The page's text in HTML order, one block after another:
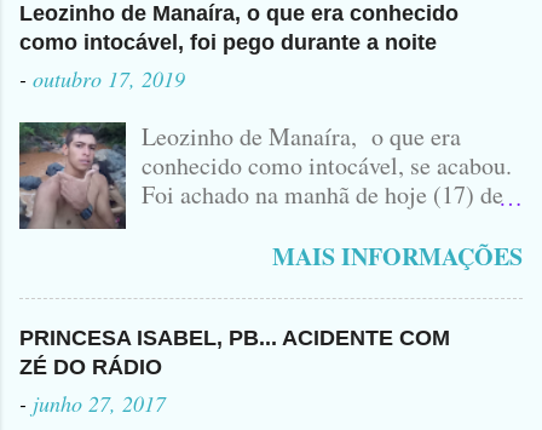
Leozinho de Manaíra, o que era conhecido
como intocável, foi pego durante a noite
- outubro 17, 2019
Leozinho de Manaíra, o que era
conhecido como intocável, se acabou.
Foi achado na manhã de hoje (17) de
no Sertão da Paraíba, o Lendário
atingido com disparo de calibre 12. O
Procurado pela Justiça havia matado
a Namorada dele, Fabrícia Nogueira ,
MAIS INFORMAÇÕES
PRINCESA ISABEL, PB... ACIDENTE COM
ZÉ DO RÁDIO
- junho 27, 2017